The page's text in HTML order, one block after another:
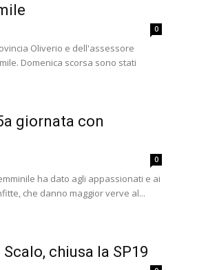
0
Oliverio e dell'assessore
Domenica scorsa sono stati
giornata con
0
ha dato agli appassionati e ai
che danno maggior verve al...
chiusa la SP19